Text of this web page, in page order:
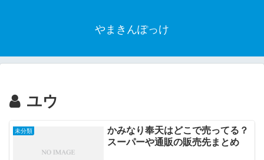
やまきんぽっけ
ユウ
未分類
かみなり奉天はどこで売ってる？
スーパーや通販の販売先まとめ